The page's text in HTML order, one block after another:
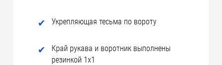
Укрепляющая тесьма по вороту
Край рукава и воротник выполнены
резинкой 1х1